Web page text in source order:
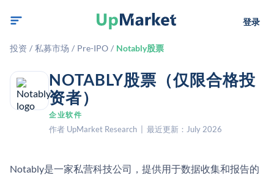
登录
投资 / 私募市场 / Pre-IPO / Notably股票
NOTABLY股票（仅限合格投
资者）
企业软件
作者 UpMarket Research | 最近更新：July 2026
Notably是一家私营科技公司，提供用于数据收集和报告的